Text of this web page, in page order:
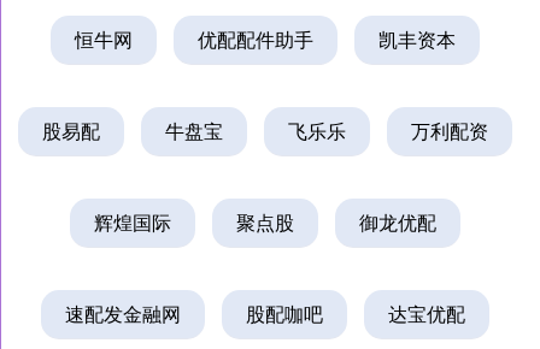
恒牛网 优配配件助手 凯丰资本
股易配 牛盘宝 飞乐乐 万利配资
辉煌国际 聚点股 御龙优配
速配发金融网 股配咖吧 达宝优配